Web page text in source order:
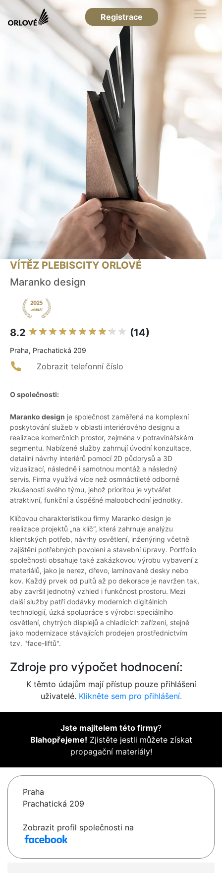
Registrace
VÍTĚZ PLEBISCITY ORLOVÉ
Maranko design
8.2 (14)
Praha, Prachatická 209
Zobrazit telefonní číslo
O společnosti:
Maranko design je společnost zaměřená na komplexní
poskytování služeb v oblasti interiérového designu a
realizace komerčních prostor, zejména v potravinářském
segmentu. Nabízené služby zahrnují úvodní konzultace,
detailní návrhy interiérů pomocí 2D půdorysů a 3D
vizualizací, následně i samotnou montáž a následný
servis. Firma využívá více než osmnáctileté odborné
zkušenosti svého týmu, jehož prioritou je vytvářet
atraktivní, funkční a úspěšné maloobchodní jednotky.
Klíčovou charakteristikou firmy Maranko design je
realizace projektů „na klíč“, která zahrnuje analýzu
klientských potřeb, návrhy osvětlení, inženýring včetně
zajištění potřebných povolení a stavební úpravy. Portfolio
společnosti obsahuje také zakázkovou výrobu vybavení z
materiálů, jako je nerez, dřevo, laminované desky nebo
kov. Každý prvek od pultů až po dekorace je navržen tak,
aby završil jednotný vzhled i funkčnost prostoru. Mezi
další služby patří dodávky moderních digitálních
technologií, úzká spolupráce s výrobci speciálního
osvětlení, chytrých displejů a chladicích zařízení, stejně
jako modernizace stávajících prodejen prostřednictvím
tzv. "face-liftů".
Zdroje pro výpočet hodnocení:
K těmto údajům mají přístup pouze přihlášení
uživatelé. Klikněte sem pro přihlášení.
Jste majitelem této firmy?
Blahopřejeme! Zjistěte jestli můžete získat
propagační materiály!
Praha
Prachatická 209
Zobrazit profil společnosti na